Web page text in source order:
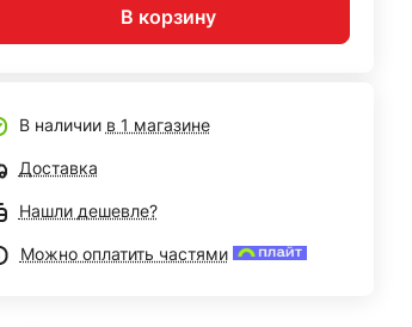
В корзину
В наличии в 1 магазине
Доставка
Нашли дешевле?
Можно оплатить частями